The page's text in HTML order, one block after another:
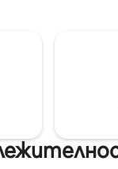
Литълтън и Денвър
Домашни
дошли с лесен
и трева точно